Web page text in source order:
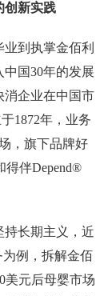
创新实践
到执掌金佰利
国30年的发展
消企业在中国市
1872年，业务
，旗下品牌好
得伴Depend®
持长期主义，近
为例，拆解金佰
美元后母婴市场